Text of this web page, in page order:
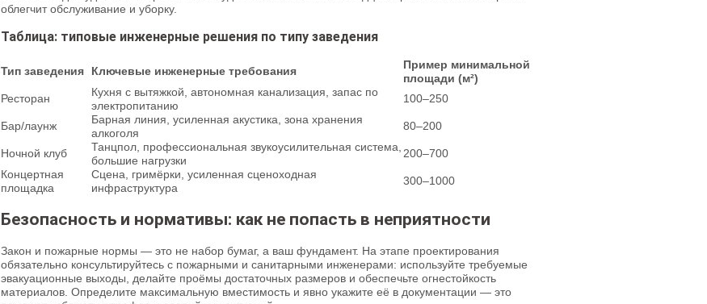
облегчит обслуживание и уборку.
Таблица: типовые инженерные решения по типу заведения
Тип заведения Ключевые инженерные требования
Пример минимальной
площади (м²)
Ресторан
Кухня с вытяжкой, автономная канализация, запас по
электропитанию
100–250
Бар/лаунж
Барная линия, усиленная акустика, зона хранения
алкоголя
80–200
Ночной клуб
Танцпол, профессиональная звукоусилительная система,
большие нагрузки
200–700
Концертная
площадка
Сцена, гримёрки, усиленная сценоходная
инфраструктура
300–1000
Безопасность и нормативы: как не попасть в неприятности
Закон и пожарные нормы — это не набор бумаг, а ваш фундамент. На этапе проектирования
обязательно консультируйтесь с пожарными и санитарными инженерами: используйте требуемые
эвакуационные выходы, делайте проёмы достаточных размеров и обеспечьте огнестойкость
материалов. Определите максимальную вместимость и явно укажите её в документации — это